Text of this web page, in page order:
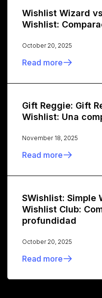
Wishlist Wizard
Wishlist:
October 20, 2025
Read more
Gift Reggie: Gift
Wishlist: Una
November 18, 2025
Read more
SWishlist: Simple
Wishlist Club:
profundidad
October 20, 2025
Read more